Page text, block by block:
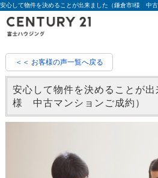
＜＜ お客様の声一覧へ戻る
安心して物件を決めることが出
様 中古マンションご成約）